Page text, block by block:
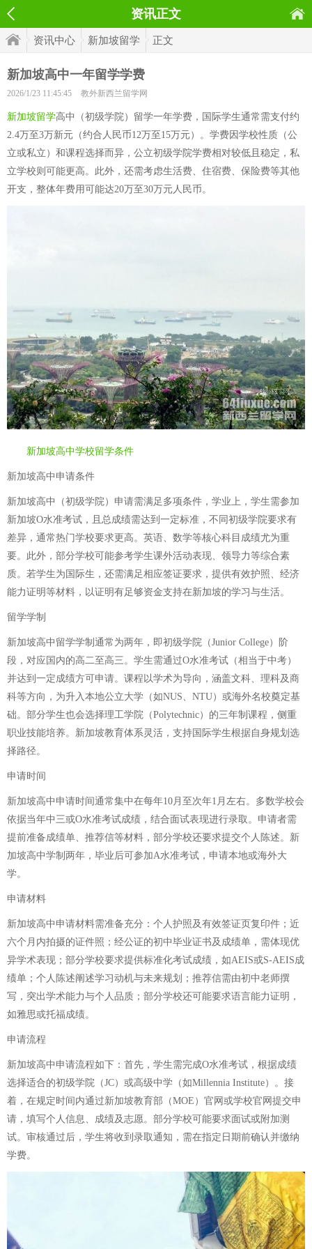
资讯正文
资讯中心 新加坡留学 正文
新加坡高中一年留学学费
2026/1/23 11:45:45 教外新西兰留学网
新加坡留学高中（初级学院）留学一年学费，国际学生通常需支付约
2.4万至3万新元（约合人民币12万至15万元）。学费因学校性质（公
立或私立）和课程选择而异，公立初级学院学费相对较低且稳定，私
立学校则可能更高。此外，还需考虑生活费、住宿费、保险费等其他
开支，整体年费用可能达20万至30万元人民币。
新加坡高中学校留学条件
新加坡高中申请条件
新加坡高中（初级学院）申请需满足多项条件，学业上，学生需参加
新加坡O水准考试，且总成绩需达到一定标准，不同初级学院要求有
差异，通常热门学校要求更高。英语、数学等核心科目成绩尤为重
要。此外，部分学校可能参考学生课外活动表现、领导力等综合素
质。若学生为国际生，还需满足相应签证要求，提供有效护照、经济
能力证明等材料，以证明有足够资金支持在新加坡的学习与生活。
留学学制
新加坡高中留学学制通常为两年，即初级学院（Junior College）阶
段，对应国内的高二至高三。学生需通过O水准考试（相当于中考）
并达到一定成绩方可申请。课程以学术为导向，涵盖文科、理科及商
科等方向，为升入本地公立大学（如NUS、NTU）或海外名校奠定基
础。部分学生也会选择理工学院（Polytechnic）的三年制课程，侧重
职业技能培养。新加坡教育体系灵活，支持国际学生根据自身规划选
择路径。
申请时间
新加坡高中申请时间通常集中在每年10月至次年1月左右。多数学校会
依据当年中三或O水准考试成绩，结合面试表现进行录取。申请者需
提前准备成绩单、推荐信等材料，部分学校还要求提交个人陈述。新
加坡高中学制两年，毕业后可参加A水准考试，申请本地或海外大
学。
申请材料
新加坡高中申请材料需准备充分：个人护照及有效签证页复印件；近
六个月内拍摄的证件照；经公证的初中毕业证书及成绩单，需体现优
异学术表现；部分学校要求提供标准化考试成绩，如AEIS或S-AEIS成
绩单；个人陈述阐述学习动机与未来规划；推荐信需由初中老师撰
写，突出学术能力与个人品质；部分学校还可能要求语言能力证明，
如雅思或托福成绩。
申请流程
新加坡高中申请流程如下：首先，学生需完成O水准考试，根据成绩
选择适合的初级学院（JC）或高级中学（如Millennia Institute）。接
着，在规定时间内通过新加坡教育部（MOE）官网或学校官网提交申
请，填写个人信息、成绩及志愿。部分学校可能要求面试或附加测
试。审核通过后，学生将收到录取通知，需在指定日期前确认并缴纳
学费。